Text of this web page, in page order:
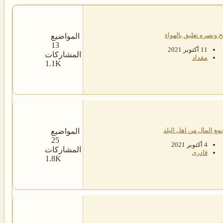
ونصره تعليق بالهواء
11 أكتوبر 2021
مقداد
المواضيع
13
المشاركات
1.1K
المال من اهل البلد
4 أكتوبر 2021
قادرى
المواضيع
25
المشاركات
1.8K